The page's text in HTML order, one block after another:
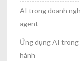
AI trong doanh
agent
Ứng dụng AI trong
hành